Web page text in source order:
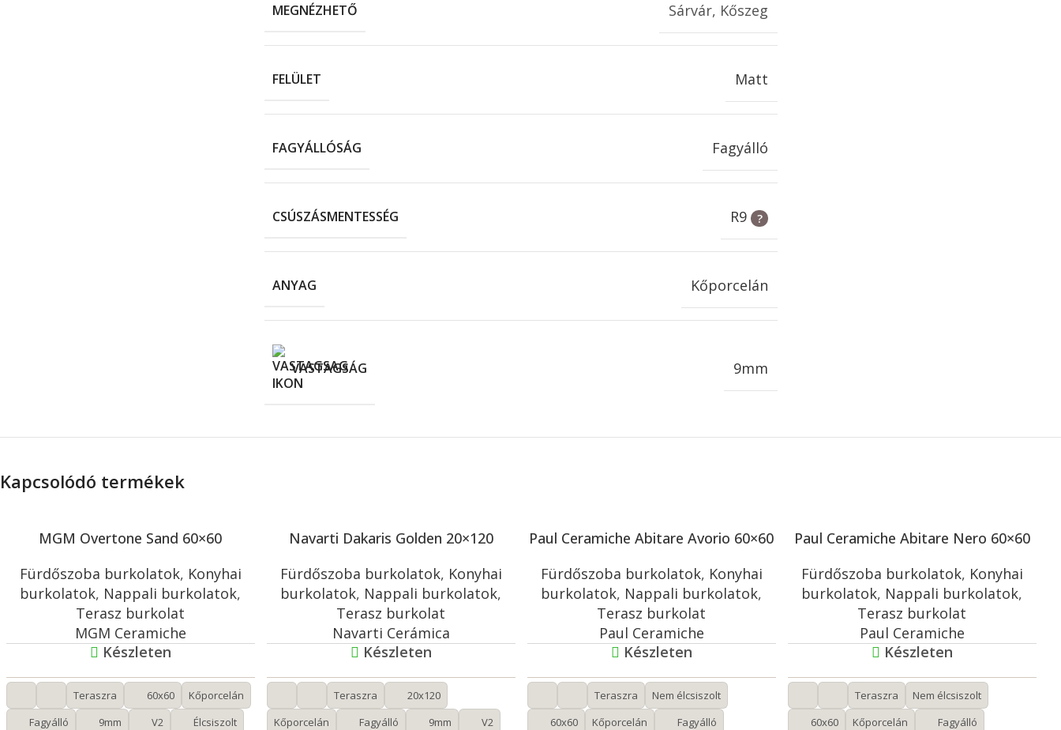
MEGNÉZHETŐ Sárvár, Kőszeg
FELÜLET Matt
FAGYÁLLÓSÁG Fagyálló
CSÚSZÁSMENTESSÉG R9
ANYAG Kőporcelán
VASTAGSÁG 9mm
Kapcsolódó termékek
MGM Overtone Sand 60×60
Fürdőszoba burkolatok, Konyhai
burkolatok, Nappali burkolatok,
Terasz burkolat
MGM Ceramiche
Készleten
Teraszra 60x60
Kőporcelán
Fagyálló
9mm V2
Élcsiszolt
Navarti Dakaris Golden 20×120
Fürdőszoba burkolatok, Konyhai
burkolatok, Nappali burkolatok,
Terasz burkolat
Navarti Cerámica
Készleten
Teraszra
20x120
Kőporcelán
Fagyálló 9mm
V2
Paul Ceramiche Abitare Avorio 60×60
Fürdőszoba burkolatok, Konyhai
burkolatok, Nappali burkolatok,
Terasz burkolat
Paul Ceramiche
Készleten
Teraszra
Nem élcsiszolt
60x60
Kőporcelán
Fagyálló
Paul Ceramiche Abitare Nero 60×60
Fürdőszoba burkolatok, Konyhai
burkolatok, Nappali burkolatok,
Terasz burkolat
Paul Ceramiche
Készleten
Teraszra
Nem élcsiszolt
60x60
Kőporcelán
Fagyálló